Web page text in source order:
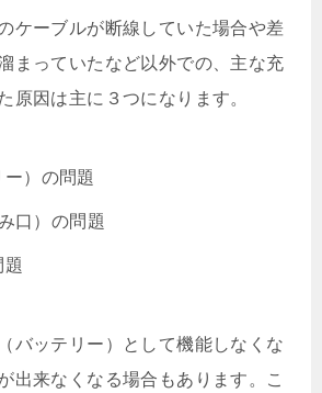
ケーブルが断線していた場合や差
まっていたなど以外での、主な充
原因は主に３つになります。
）の問題
口）の問題
題
バッテリー）として機能しなくな
出来なくなる場合もあります。こ